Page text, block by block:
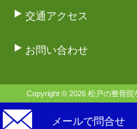
メールで問合せ
交通アクセス
お問い合わせ
Copyright © 2026 松戸の整骨院